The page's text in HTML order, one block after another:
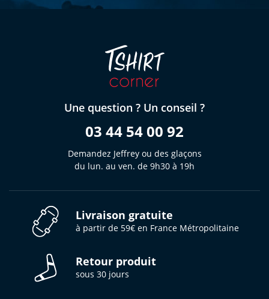
Une question ? Un conseil ?
03 44 54 00 92
Demandez Jeffrey ou des glaçons
du lun. au ven. de 9h30 à 19h
Livraison gratuite
à partir de 59€ en France Métropolitaine
Retour produit
sous 30 jours